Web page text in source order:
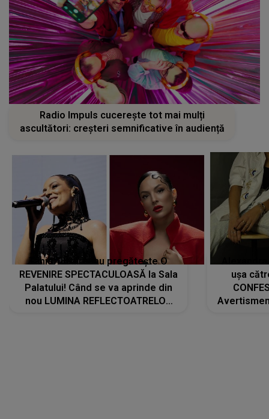
Radio Impuls cucerește tot mai mulți
ascultători: creșteri semnificative în audiență
Tania Turtureanu pregătește O
REVENIRE SPECTACULOASĂ la Sala
Palatului! Când se va aprinde din
nou LUMINA REFLECTOATRELOR
ușa